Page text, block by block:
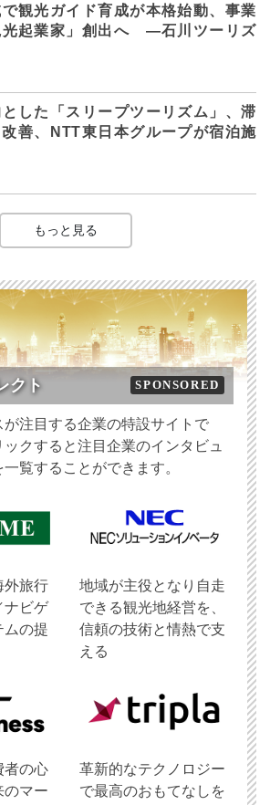
観光ガイド育成が本格始動、事業
光起業家」創出へ ―石川ツーリズ
した「スリープツーリズム」、滞
善、NTT東日本グループが宿泊施
もっと見る
クト SPONSORED
が注目する企業の特設サイトで
クすると注目企業のインタビュ
覧することができます。
外旅行
ナビゲ
ムの提
地域が主役となり自走
できる観光地経営を、
信頼の技術と情熱で支
える
者の心
のマー
革新的なテクノロジー
で最高のおもてなしを